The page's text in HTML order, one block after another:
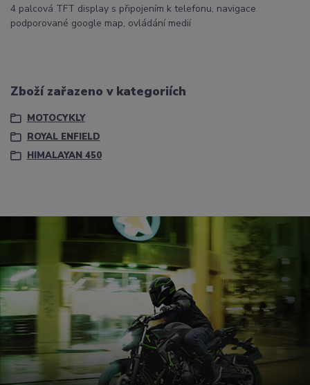
4 palcová TFT display s připojením k telefonu, navigace
podporované google map, ovládání medií
Zboží zařazeno v kategoriích
MOTOCYKLY
ROYAL ENFIELD
HIMALAYAN 450